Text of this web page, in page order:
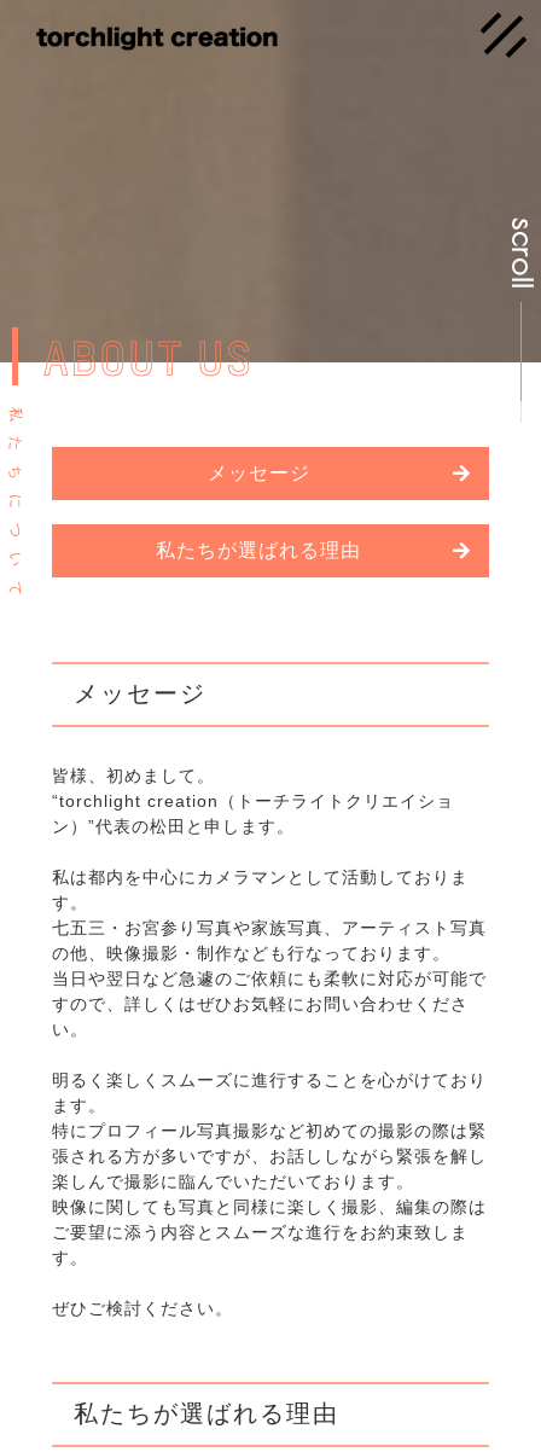
scroll
ABOUT US
私
た
ち
に
つ
い
て
メッセージ
私たちが選ばれる理由
メッセージ
皆様、初めまして。
“torchlight creation（トーチライトクリエイショ
ン）”代表の松田と申します。
私は都内を中心にカメラマンとして活動しておりま
す。
七五三・お宮参り写真や家族写真、アーティスト写真
の他、映像撮影・制作なども行なっております。
当日や翌日など急遽のご依頼にも柔軟に対応が可能で
すので、詳しくはぜひお気軽にお問い合わせくださ
い。
明るく楽しくスムーズに進行することを心がけており
ます。
特にプロフィール写真撮影など初めての撮影の際は緊
張される方が多いですが、お話ししながら緊張を解し
楽しんで撮影に臨んでいただいております。
映像に関しても写真と同様に楽しく撮影、編集の際は
ご要望に添う内容とスムーズな進行をお約束致しま
す。
ぜひご検討ください。
私たちが選ばれる理由